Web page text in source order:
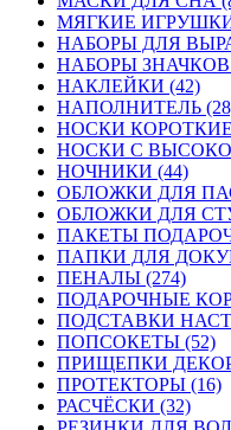
МЯГКИЕ ИГРУШКИ
НАБОРЫ ДЛЯ
НАБОРЫ ЗНАЧКОВ
НАКЛЕЙКИ (42)
НАПОЛНИТЕЛЬ
НОСКИ КОРОТКИЕ
НОСКИ С
НОЧНИКИ (44)
ОБЛОЖКИ ДЛЯ
ОБЛОЖКИ ДЛЯ
ПАКЕТЫ
ПАПКИ ДЛЯ
ПЕНАЛЫ (274)
ПОДАРОЧНЫЕ
ПОДСТАВКИ
ПОПСОКЕТЫ (52)
ПРИЩЕПКИ
ПРОТЕКТОРЫ (16)
РАСЧЁСКИ (32)